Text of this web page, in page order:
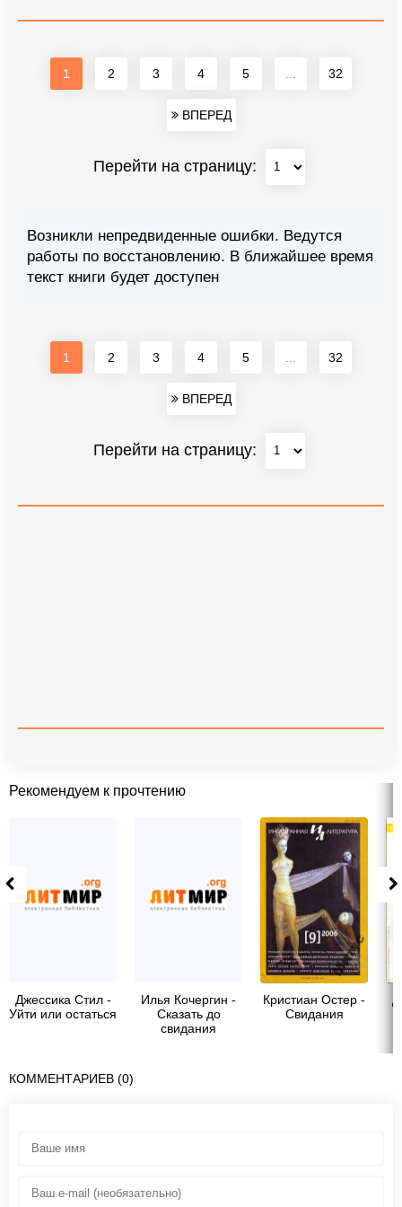
1 2 3 4 5 32
ВПЕРЕД
Перейти на страницу:
Возникли непредвиденные ошибки. Ведутся
работы по восстановлению. В ближайшее время
текст книги будет доступен
1 2 3 4 5 32
ВПЕРЕД
Перейти на страницу:
Рекомендуем к прочтению
Джессика Стил -
Уйти или остаться
Илья Кочергин -
Сказать до
свидания
Кристиан Остер -
Свидания
КОММЕНТАРИЕВ (0)